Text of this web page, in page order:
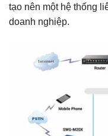
tạo nên một hệ thống
doanh nghiệp.